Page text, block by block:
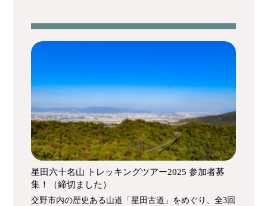
星田六十名山 トレッキングツアー2025 参加者募
集！（締切ました）
交野市内の歴史ある山道「星田古道」をめぐり、全3回